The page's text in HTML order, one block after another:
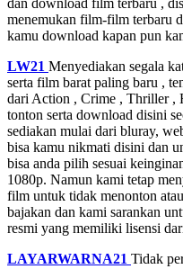
dan download film terbaru ,
menemukan film-film terbaru
kamu download kapan pun
LW21 Menyediakan segala
serta film barat paling baru ,
dari Action , Crime , Thriller ,
tonton serta download disini
sediakan mulai dari bluray,
bisa kamu nikmati disini dan
bisa anda pilih sesuai
1080p. Namun kami tetap
film untuk tidak menonton
bajakan dan kami sarankan
resmi yang memiliki lisensi
LAYARWARNA21 Tidak